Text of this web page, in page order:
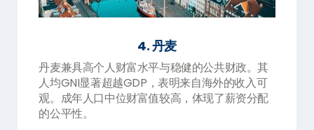
4. 丹麦
丹麦兼具高个人财富水平与稳健的公共财政。其
人均GNI显著超越GDP，表明来自海外的收入可
观。成年人口中位财富值较高，体现了薪资分配
的公平性。